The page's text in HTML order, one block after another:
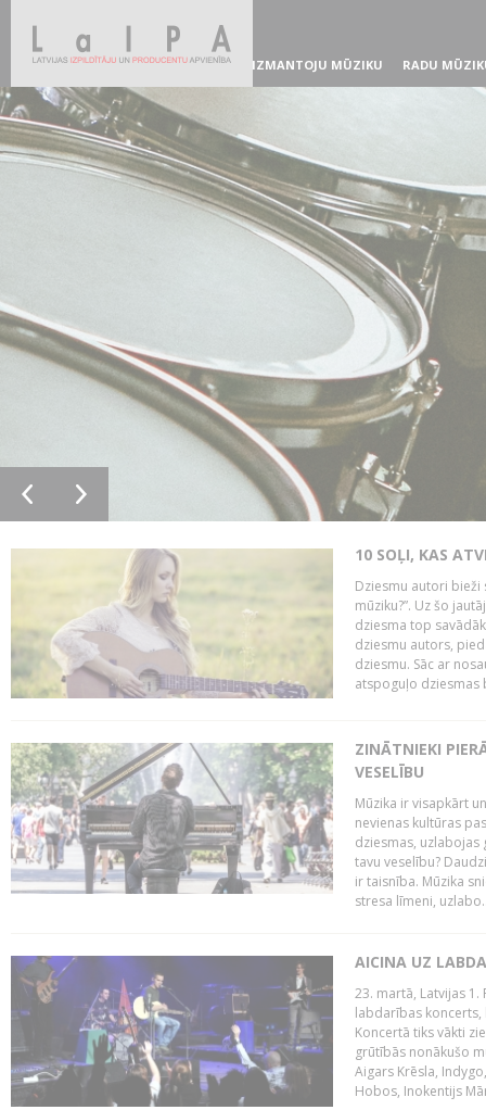
IZMANTOJU MŪZIKU RADU
10 SOĻI, KAS
Dziesmu autori bieži
mūziku?”. Uz šo
dziesma top
dziesmu autors,
dziesmu. Sāc ar
atspoguļo dziesmas
ZINĀTNIEKI
VESELĪBU
Mūzika ir visapkārt
nevienas kultūras
dziesmas, uzlabojas
tavu veselību?
ir taisnība. Mūzika
stresa līmeni,
AICINA UZ
23. martā, Latvijas 1.
labdarības koncerts,
Koncertā tiks vākti
grūtībās nonākušo
Aigars Krēsla,
Hobos, Inokentijs